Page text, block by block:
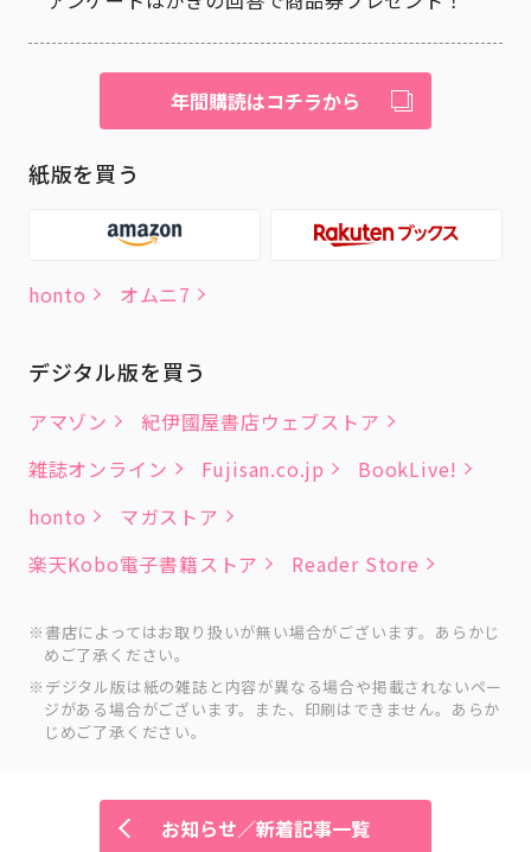
年間購読はコチラから
紙版を買う
honto オムニ7
デジタル版を買う
アマゾン
紀伊國屋書店ウェブストア
雑誌オンライン
Fujisan.co.jp
BookLive!
honto
マガストア
楽天Kobo電子書籍ストア
Reader Store
書店によってはお取り扱いが無い場合がございます。あらかじ
めご了承ください。
デジタル版は紙の雑誌と内容が異なる場合や掲載されないペー
ジがある場合がございます。また、印刷はできません。あらか
じめご了承ください。
お知らせ／新着記事一覧